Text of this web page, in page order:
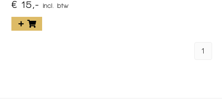
€ 15,- incl. btw
1